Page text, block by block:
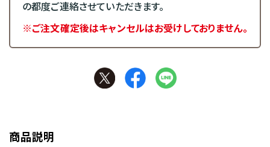
の都度ご連絡させていただきます。
※ご注文確定後はキャンセルはお受けしておりません。
商品説明